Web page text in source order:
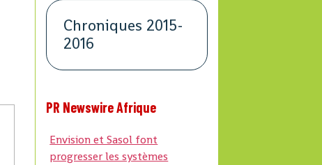
Chroniques 2015-
2016
PR Newswire Afrique
Envision et Sasol font
progresser les systèmes